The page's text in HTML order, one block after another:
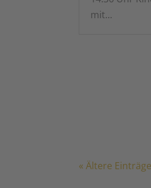
mit...
« Ältere Einträge